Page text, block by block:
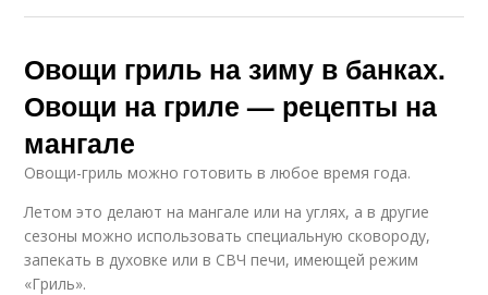
Овощи гриль на зиму в банках.
Овощи на гриле — рецепты на
мангале
Овощи-гриль можно готовить в любое время года.
Летом это делают на мангале или на углях, а в другие
сезоны можно использовать специальную сковороду,
запекать в духовке или в СВЧ печи, имеющей режим
«Гриль».